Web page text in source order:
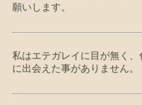
願いします。
私はエテガレイに目が無く
に出会えた事がありません。